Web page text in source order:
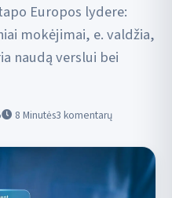
Europos lydere:
mokėjimai, e. valdžia,
naudą verslui bei
8 Minutės3 komentarų